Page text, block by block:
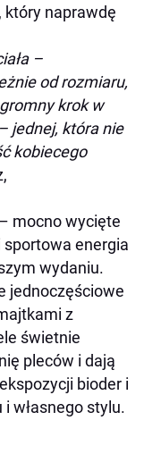
który naprawdę
–
od rozmiaru,
krok w
jednej, która nie
kobiecego
mocno wycięte
energia
wydaniu.
jednoczęściowe
z
świetnie
pleców i dają
bioder i
własnego stylu.